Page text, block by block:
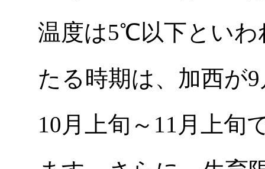
温度は5℃以下といわ
たる時期は、加西が
10月上旬～11月上旬